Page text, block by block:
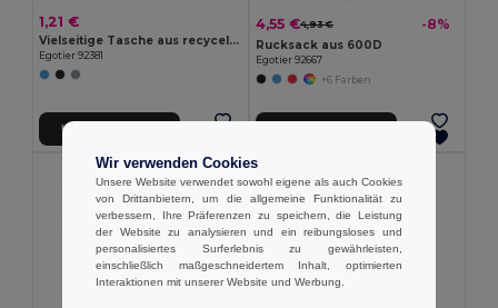
1,21 €
Vielseitige Tasche aus recyceltem Filz (100% rPET)
Egotier 92381
In den Warenkorb
4,55 €4,93 € -8%
Rucksack aus 600D
Egotier 92667
+6 Farben
Wir verwenden Cookies
Unsere Website verwendet sowohl eigene als auch Cookies
von Drittanbietern, um die allgemeine Funktionalität zu
verbessern, Ihre Präferenzen zu speichern, die Leistung
der Website zu analysieren und ein reibungsloses und
personalisiertes Surferlebnis zu gewährleisten,
einschließlich maßgeschneidertem Inhalt, optimierten
Interaktionen mit unserer Website und Werbung.